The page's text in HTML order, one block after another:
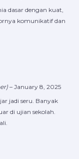
dasar dengan kuat,
komunikatif dan
– January 8, 2025
jadi seru. Banyak
di ujian sekolah.